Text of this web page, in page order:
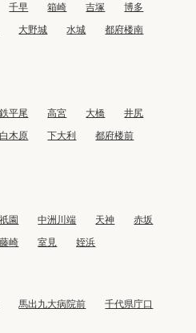
千早 箱崎 吉塚
博多
大野城 水城
都府楼南
平尾 高宮 大橋
井尻
白木原 下大利
都府楼前
祇園 中洲川端 天神
赤坂
藤崎 室見 姪浜
馬出九大病院前
千代県庁口